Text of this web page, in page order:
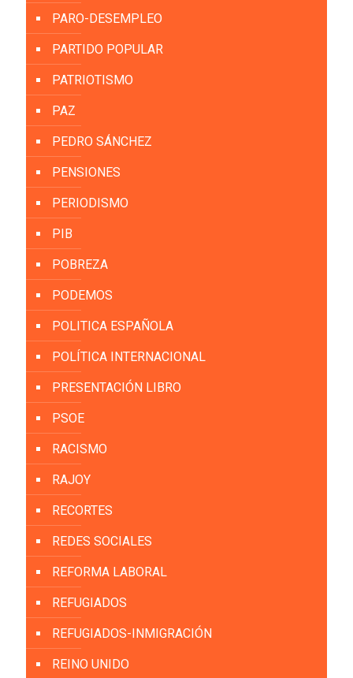
PARO-DESEMPLEO
PARTIDO POPULAR
PATRIOTISMO
PAZ
PEDRO SÁNCHEZ
PENSIONES
PERIODISMO
PIB
POBREZA
PODEMOS
POLITICA ESPAÑOLA
POLÍTICA INTERNACIONAL
PRESENTACIÓN LIBRO
PSOE
RACISMO
RAJOY
RECORTES
REDES SOCIALES
REFORMA LABORAL
REFUGIADOS
REFUGIADOS-INMIGRACIÓN
REINO UNIDO